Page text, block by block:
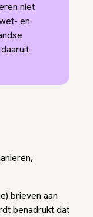
niet
en
brieven aan
benadrukt dat